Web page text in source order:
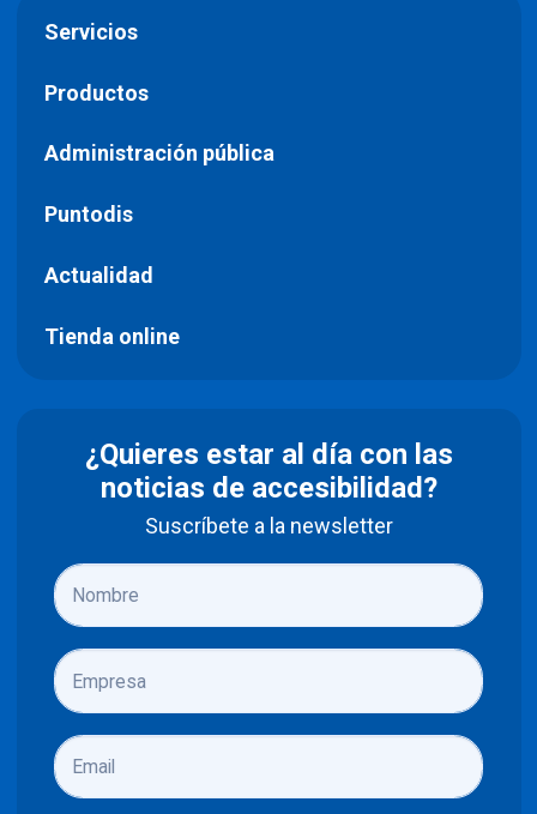
Servicios
Productos
Administración pública
Puntodis
Actualidad
Tienda online
¿Quieres estar al día con las
noticias de accesibilidad?
Suscríbete a la newsletter